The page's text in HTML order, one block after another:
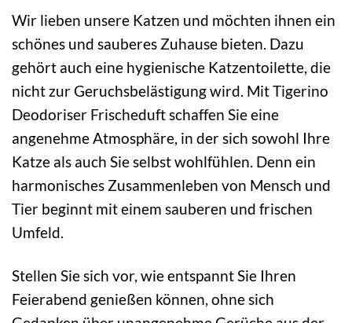
Wir lieben unsere Katzen und möchten ihnen ein
schönes und sauberes Zuhause bieten. Dazu
gehört auch eine hygienische Katzentoilette, die
nicht zur Geruchsbelästigung wird. Mit Tigerino
Deodoriser Frischeduft schaffen Sie eine
angenehme Atmosphäre, in der sich sowohl Ihre
Katze als auch Sie selbst wohlfühlen. Denn ein
harmonisches Zusammenleben von Mensch und
Tier beginnt mit einem sauberen und frischen
Umfeld.
Stellen Sie sich vor, wie entspannt Sie Ihren
Feierabend genießen können, ohne sich